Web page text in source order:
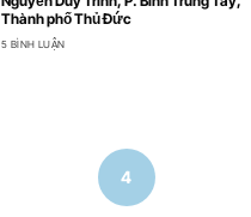
Thành phố Thủ Đức
5 BÌNH LUẬN